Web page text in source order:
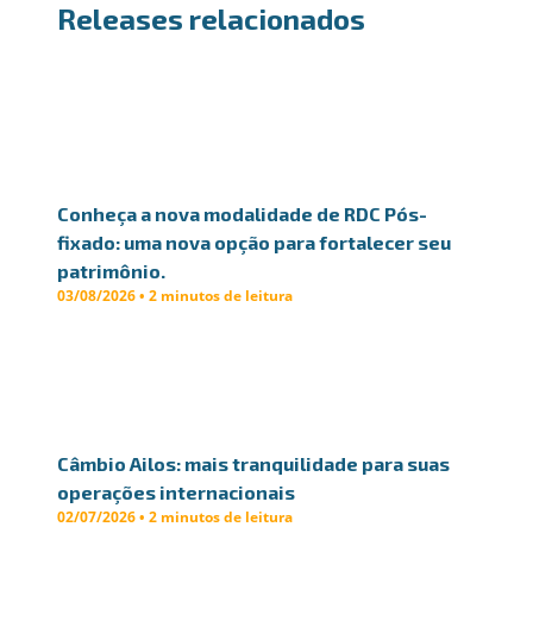
Releases relacionados
Conheça a nova modalidade de RDC Pós-
fixado: uma nova opção para fortalecer seu
patrimônio.
03/08/2026 • 2 minutos de leitura
Câmbio Ailos: mais tranquilidade para suas
operações internacionais
02/07/2026 • 2 minutos de leitura